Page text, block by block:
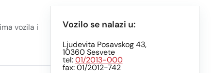
vozila i
Vozilo se nalazi u:
Ljudevita Posavskog 43,
10360 Sesvete
tel:01/2013-000
fax: 01/2012-742